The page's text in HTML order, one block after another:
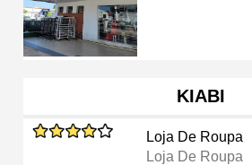
KIABI
Loja De Roupa
Loja De Roupa